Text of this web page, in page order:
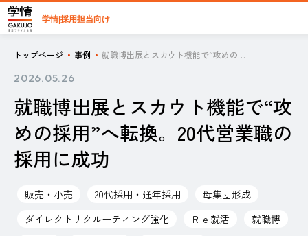
学情|採用担当向け
トップページ 事例 就職博出展とスカウト機能で“攻めの採用”へ転換。20代営業職の採用に成功
2026.05.26
就職博出展とスカウト機能で“攻
めの採用”へ転換。20代営業職の
採用に成功
販売・小売 20代採用・通年採用
母集団形成
ダイレクトリクルーティング強化
Ｒｅ就活
就職博